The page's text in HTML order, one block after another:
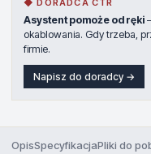
◆ DORADCA CTR
Asystent pomoże od ręki
okablowania. Gdy trzeba,
firmie.
Napisz do doradcy →
OpisSpecyfikacjaPliki do